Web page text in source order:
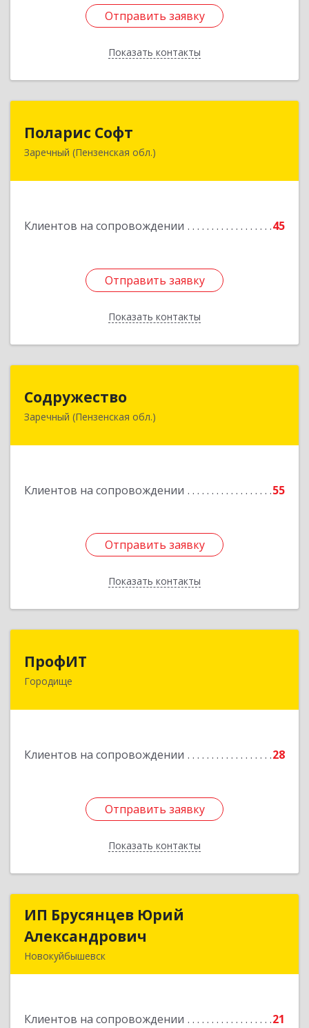
Отправить заявку
Показать контакты
Отправить заявку
Назад
Поларис Софт
Заречный (Пензенская обл.)
Клиентов на сопровождении 45
Отправить заявку
Показать контакты
442960, Пензенская обл, Заречный г,
Отправить заявку
Назад
Содружество
Заречный (Пензенская обл.)
Клиентов на сопровождении 55
Отправить заявку
Показать контакты
442962, Пензенская обл, Заречный г,
Отправить заявку
Назад
ПрофИТ
Городище
Клиентов на сопровождении 28
Отправить заявку
Показать контакты
442310, Пензенская обл, Городищенский р-н,
Отправить заявку
Назад
ИП Брусянцев Юрий
Александрович
Новокуйбышевск
Клиентов на сопровождении 21
ИП Брусянцев Юрий
Подробнее